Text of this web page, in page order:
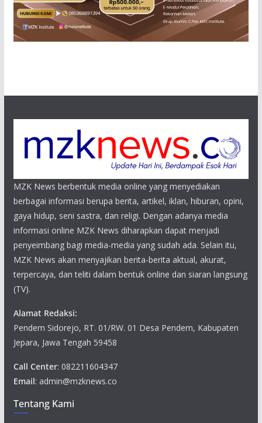
MZK News berbentuk media online yang menyediakan
berbagai informasi berupa berita, artikel, iklan, hiburan, opini,
gaya hidup, seni sastra, dan religi. Dengan adanya media
informasi online MZK News diharapkan dapat menjadi
penyeimbang bagi media-media yang sudah ada. Selain itu,
MZK News akan menyajikan berita-berita aktual, akurat,
terpercaya, dan teliti dalam bentuk online dan siaran langsung
(TV).
Alamat Redaksi:
Pendem Sidorejo, RT. 01/RW. 01 Desa Pendem, Kabupaten
Jepara, Jawa Tengah 59458
Call Center: 082211604347
Email: admin@mzknews.co
Tentang Kami